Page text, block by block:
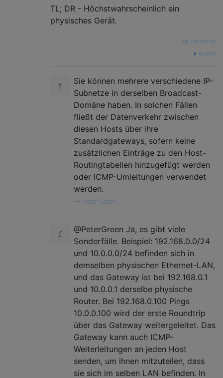
TL; DR - Höchstwahrscheinlich ein
physisches Gerät.
Kelvintechie
quelle
Sie können mehrere verschiedene IP-
Subnetze in derselben Broadcast-
Domäne haben. In solchen Fällen
fließt der Datenverkehr zwischen
diesen Hosts über ihre
Standardgateways, sofern keine
zusätzlichen Einträge zu den Host-
Routingtabellen hinzugefügt werden
oder ICMP-Umleitungen verwendet
werden.
Peter Green
@PeterGreen Ja, es gibt viele
Sonderfälle. Beispiel: 192.168.0.0/24
und 10.0.0.0/24 befinden sich in
demselben physischen Ethernet-LAN,
und das Gateway ist bei 192.168.0.1
und 10.0.0.1 derselbe physische
Router. Bei 192.168.0.100 Pings
10.0.0.100 wird der erste Roundtrip
über das Gateway weitergeleitet. Das
Gateway kann auch ICMP-
Weiterleitungen an jeden Host
senden, um ihnen mitzuteilen, dass
sie sich im selben LAN befinden. In